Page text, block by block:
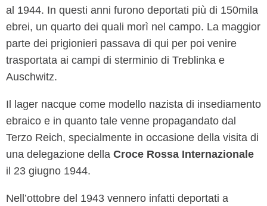
al 1944. In questi anni furono deportati più di 150mila
ebrei, un quarto dei quali morì nel campo. La maggior
parte dei prigionieri passava di qui per poi venire
trasportata ai campi di sterminio di Treblinka e
Auschwitz.
Il lager nacque come modello nazista di insediamento
ebraico e in quanto tale venne propagandato dal
Terzo Reich, specialmente in occasione della visita di
una delegazione della Croce Rossa Internazionale
il 23 giugno 1944.
Nell’ottobre del 1943 vennero infatti deportati a